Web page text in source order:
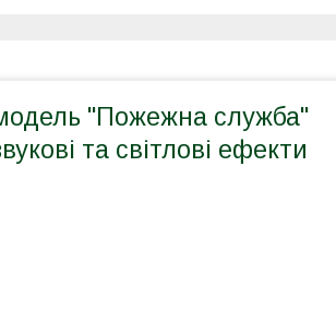
"Пожежна служба"
та світлові ефекти